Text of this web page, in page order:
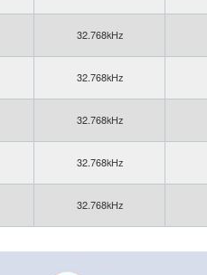
32.768kHz
32.768kHz
32.768kHz
32.768kHz
32.768kHz